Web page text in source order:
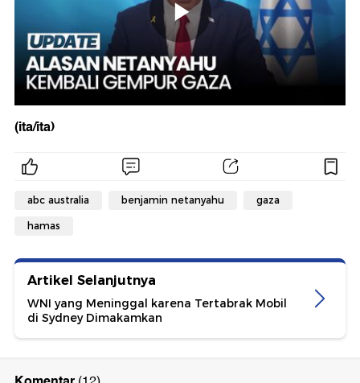
(ita/ita)
abc australia benjamin netanyahu gaza
hamas
Artikel Selanjutnya
WNI yang Meninggal karena Tertabrak Mobil
di Sydney Dimakamkan